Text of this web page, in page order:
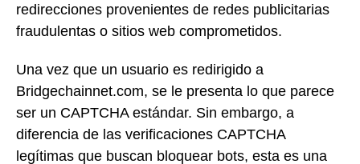
redirecciones provenientes de redes publicitarias
fraudulentas o sitios web comprometidos.
Una vez que un usuario es redirigido a
Bridgechainnet.com, se le presenta lo que parece
ser un CAPTCHA estándar. Sin embargo, a
diferencia de las verificaciones CAPTCHA
legítimas que buscan bloquear bots, esta es una